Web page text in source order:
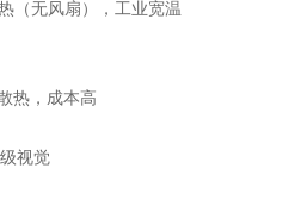
（无风扇），工业宽温
热，成本高
视觉